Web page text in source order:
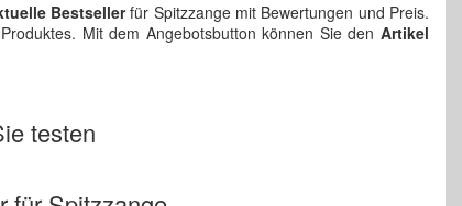
Bestsellerfür Spitzzange mit Bewertungen und Preis.
Mit dem Angebotsbutton können Sie den Artikel
testen